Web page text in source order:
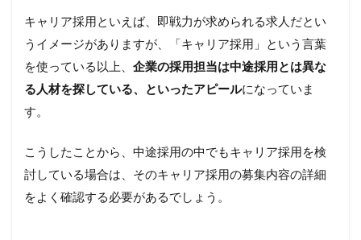
のメ
リッ
3.3
キャ
メリ
ット
4
キャリア採用といえば、即戦力が求められる求人だとい
うイメージがありますが、「キャリア採用」という言葉
を使っている以上、 企業の採用担当は中途採用とは異な
る人材を探している、といったアピールになっていま
す。
こうしたことから、中途採用の中でもキャリア採用を検
討している場合は、そのキャリア採用の募集内容の詳細
をよく確認する必要があるでしょう。